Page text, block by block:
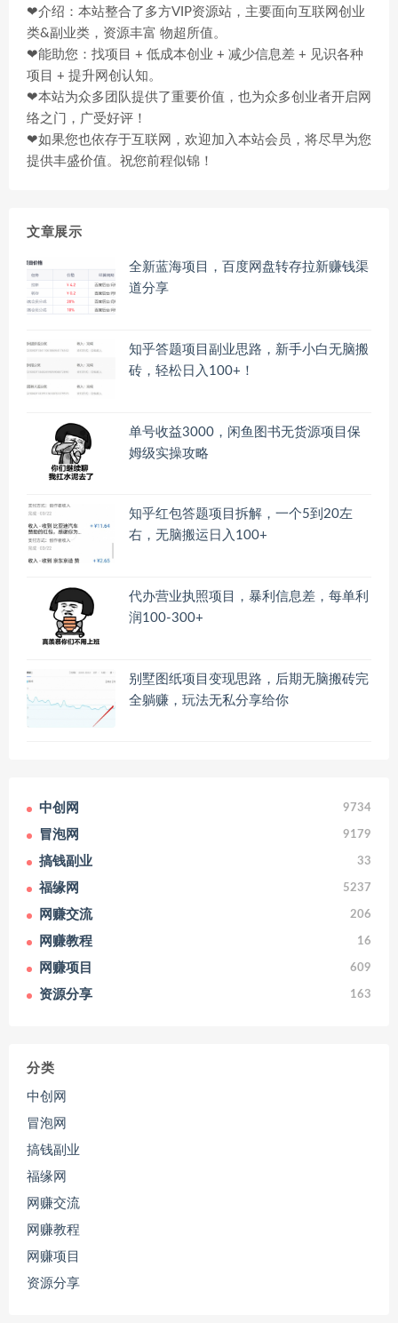
❤介绍：本站整合了多方VIP资源站，主要面向互联网创业
类&副业类，资源丰富 物超所值。
❤能助您：找项目 + 低成本创业 + 减少信息差 + 见识各种
项目 + 提升网创认知。
❤本站为众多团队提供了重要价值，也为众多创业者开启网
络之门，广受好评！
❤如果您也依存于互联网，欢迎加入本站会员，将尽早为您
提供丰盛价值。祝您前程似锦！
文章展示
全新蓝海项目，百度网盘转存拉新赚钱渠
道分享
知乎答题项目副业思路，新手小白无脑搬
砖，轻松日入100+！
单号收益3000，闲鱼图书无货源项目保
姆级实操攻略
知乎红包答题项目拆解，一个5到20左
右，无脑搬运日入100+
代办营业执照项目，暴利信息差，每单利
润100-300+
别墅图纸项目变现思路，后期无脑搬砖完
全躺赚，玩法无私分享给你
中创网 9734
冒泡网 9179
搞钱副业 33
福缘网 5237
网赚交流 206
网赚教程 16
网赚项目 609
资源分享 163
分类
中创网
冒泡网
搞钱副业
福缘网
网赚交流
网赚教程
网赚项目
资源分享